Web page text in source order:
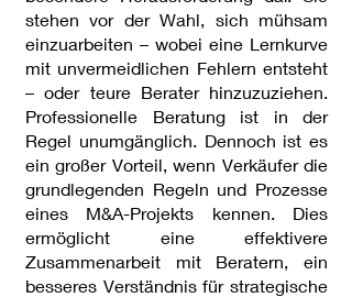
stehen vor der Wahl, sich mühsam
einzuarbeiten – wobei eine Lernkurve
mit unvermeidlichen Fehlern entsteht
– oder teure Berater hinzuzuziehen.
Professionelle Beratung ist in der
Regel unumgänglich. Dennoch ist es
ein großer Vorteil, wenn Verkäufer die
grundlegenden Regeln und Prozesse
eines M&A-Projekts kennen. Dies
ermöglicht eine effektivere
Zusammenarbeit mit Beratern, ein
besseres Verständnis für strategische